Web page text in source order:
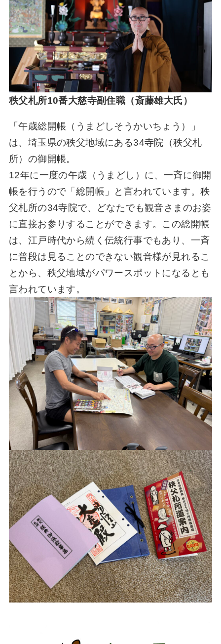
秩父札所10番大慈寺副住職（斎藤雄大氏）
「午歳総開帳（うまどしそうかいちょう）」
は、埼玉県の秩父地域にある34寺院（秩父札
所）の御開帳。
12年に一度の午歳（うまどし）に、一斉に御開
帳を行うので「総開帳」と言われています。秩
父札所の34寺院で、どなたでも観音さまのお姿
に直接お参りすることができます。この総開帳
は、江戸時代から続く伝統行事でもあり、一斉
に普段は見ることのできない観音様が見れるこ
とから、秩父地域がパワースポットになるとも
言われています。